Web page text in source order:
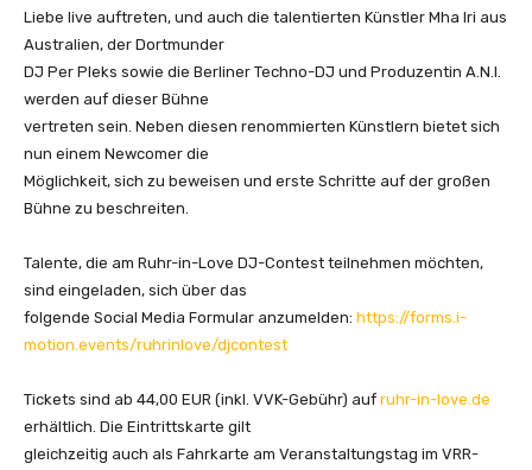
Liebe live auftreten, und auch die talentierten Künstler Mha Iri aus
Australien, der Dortmunder
DJ Per Pleks sowie die Berliner Techno-DJ und Produzentin A.N.I.
werden auf dieser Bühne
vertreten sein. Neben diesen renommierten Künstlern bietet sich
nun einem Newcomer die
Möglichkeit, sich zu beweisen und erste Schritte auf der großen
Bühne zu beschreiten.
Talente, die am Ruhr-in-Love DJ-Contest teilnehmen möchten,
sind eingeladen, sich über das
folgende Social Media Formular anzumelden: https://forms.i-
motion.events/ruhrinlove/djcontest
Tickets sind ab 44,00 EUR (inkl. VVK-Gebühr) auf ruhr-in-love.de
erhältlich. Die Eintrittskarte gilt
gleichzeitig auch als Fahrkarte am Veranstaltungstag im VRR-